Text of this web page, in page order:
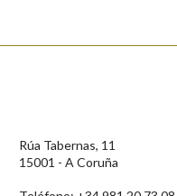
Rúa Tabernas, 11
15001 - A Coruña